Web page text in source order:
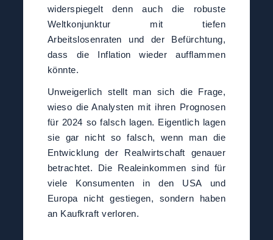
widerspiegelt denn auch die robuste
Weltkonjunktur mit tiefen
Arbeitslosenraten und der Befürchtung,
dass die Inflation wieder aufflammen
könnte.
Unweigerlich stellt man sich die Frage,
wieso die Analysten mit ihren Prognosen
für 2024 so falsch lagen. Eigentlich lagen
sie gar nicht so falsch, wenn man die
Entwicklung der Realwirtschaft genauer
betrachtet. Die Realeinkommen sind für
viele Konsumenten in den USA und
Europa nicht gestiegen, sondern haben
an Kaufkraft verloren.